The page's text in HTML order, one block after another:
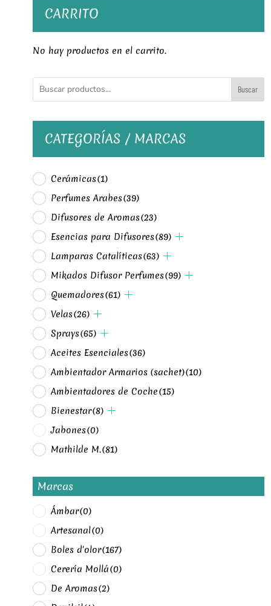
CARRITO
No hay productos en el carrito.
Buscar
CATEGORÍAS / MARCAS
Cerámicas(1)
Perfumes Arabes(39)
Difusores de Aromas(23)
Esencias para Difusores(89)
Lamparas Catalíticas(63)
Mikados Difusor Perfumes(99)
Quemadores(61)
Velas(26)
Sprays(65)
Aceites Esenciales(36)
Ambientador Armarios (sachet)(10)
Ambientadores de Coche(15)
Bienestar(8)
Jabones(0)
Mathilde M.(81)
Marcas
Ámbar(0)
Artesanal(0)
Boles d'olor(167)
Cerería Mollá(0)
De Aromas(2)